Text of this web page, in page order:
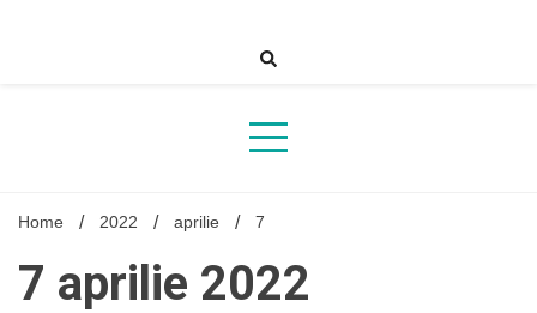
Home 2022 aprilie 7
7 aprilie 2022